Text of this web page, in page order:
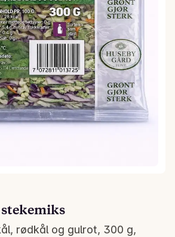
rødkål og gulrot, 300 g,